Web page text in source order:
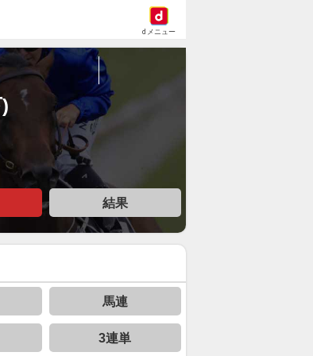
dメニュー
結果
馬連
3連単